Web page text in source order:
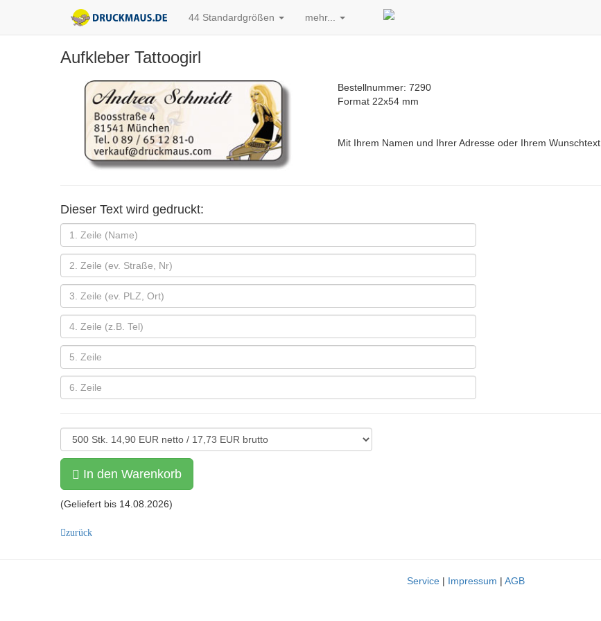
44 Standardgrößen mehr...
Aufkleber Tattoogirl
Bestellnummer: 7290
Format 22x54 mm
Mit Ihrem Namen und Ihrer Adresse oder Ihrem Wunschtext.
Dieser Text wird gedruckt:
In den Warenkorb
(Geliefert bis 14.08.2026)
zurück
Service | Impressum | AGB